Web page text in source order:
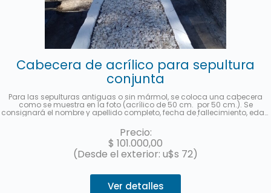
Cabecera de acrílico para sepultura
conjunta
Para las sepulturas antiguas o sin mármol, se coloca una cabecera
como se muestra en la foto (acrílico de 50 cm. por 50 cm.). Se
consignará el nombre y apellido completo, fecha de fallecimiento, edad
sepultura) de cada fallecido. Se enviará una foto una vez finalizado el
trabajo. Hasta 3 cuotas sin interés con MercadoPago.
Precio:
$ 101.000,00
(Desde el exterior: u$s 72)
Ver detalles